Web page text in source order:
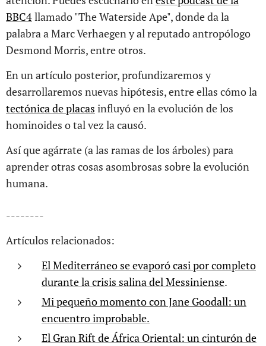
BBC4llamado "The Waterside Ape", donde da la
palabra a Marc Verhaegen y al reputado antropólogo
Desmond Morris, entre otros.
En un artículo posterior, profundizaremos y
desarrollaremos nuevas hipótesis, entre ellas cómo la
tectónica de placas influyó en la evolución de los
hominoides o tal vez la causó.
Así que agárrate (a las ramas de los árboles) para
aprender otras cosas asombrosas sobre la evolución
humana.
--------
Artículos relacionados:
El Mediterráneo se evaporó casi por completo
durante la crisis salina del Messiniense.
Mi pequeño momento con Jane Goodall: un
encuentro improbable.
El Gran Rift de África Oriental: un cinturón de